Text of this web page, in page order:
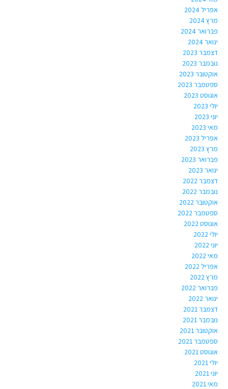
אפריל 2024
מרץ 2024
פברואר 2024
ינואר 2024
דצמבר 2023
נובמבר 2023
אוקטובר 2023
ספטמבר 2023
אוגוסט 2023
יולי 2023
יוני 2023
מאי 2023
אפריל 2023
מרץ 2023
פברואר 2023
ינואר 2023
דצמבר 2022
נובמבר 2022
אוקטובר 2022
ספטמבר 2022
אוגוסט 2022
יולי 2022
יוני 2022
מאי 2022
אפריל 2022
מרץ 2022
פברואר 2022
ינואר 2022
דצמבר 2021
נובמבר 2021
אוקטובר 2021
ספטמבר 2021
אוגוסט 2021
יולי 2021
יוני 2021
מאי 2021